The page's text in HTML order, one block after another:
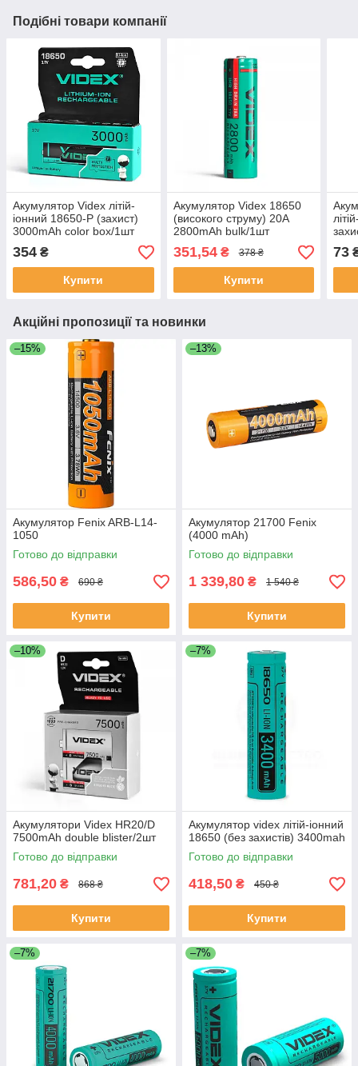
Подібні товари компанії
Акумулятор Videx літій-
іонний 18650-P (захист)
3000mAh color box/1шт
354 ₴
Купити
Акумулятор Videx 18650
(високого струму) 20A
2800mAh bulk/1шт
351,54₴ 378 ₴
Купити
73
Акційні пропозиції та новинки
–15%
Акумулятор Fenix ARB-L14-
1050
Готово до відправки
586,50 ₴ 690 ₴
Купити
–13%
Акумулятор 21700 Fenix
(4000 mAh)
Готово до відправки
1 339,80 ₴ 1 540 ₴
Купити
–10%
Акумулятори Videx HR20/D
7500mAh double blister/2шт
Готово до відправки
781,20 ₴ 868 ₴
Купити
–7%
Акумулятор videx літій-іонний
18650 (без захистів) 3400mah
Готово до відправки
418,50 ₴ 450 ₴
Купити
–7% –7%